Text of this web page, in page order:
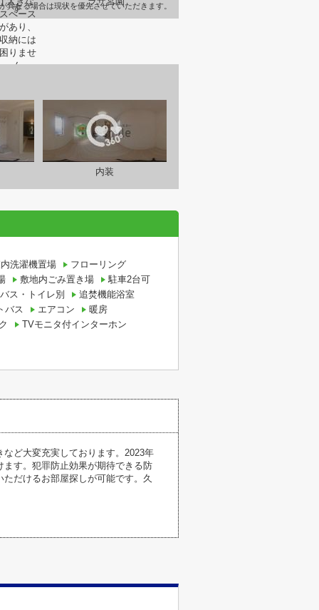
なる場合は現状を優先させていただきます。
内装
洗濯機置場
フローリング
敷地内ごみ置き場
駐車2台可
バス・トイレ別
追焚機能浴室
バス
エアコン
暖房
TVモニタ付インターホン
ど大変充実しております。2023年
す。犯罪防止効果が期待できる防
だけるお部屋探しが可能です。久